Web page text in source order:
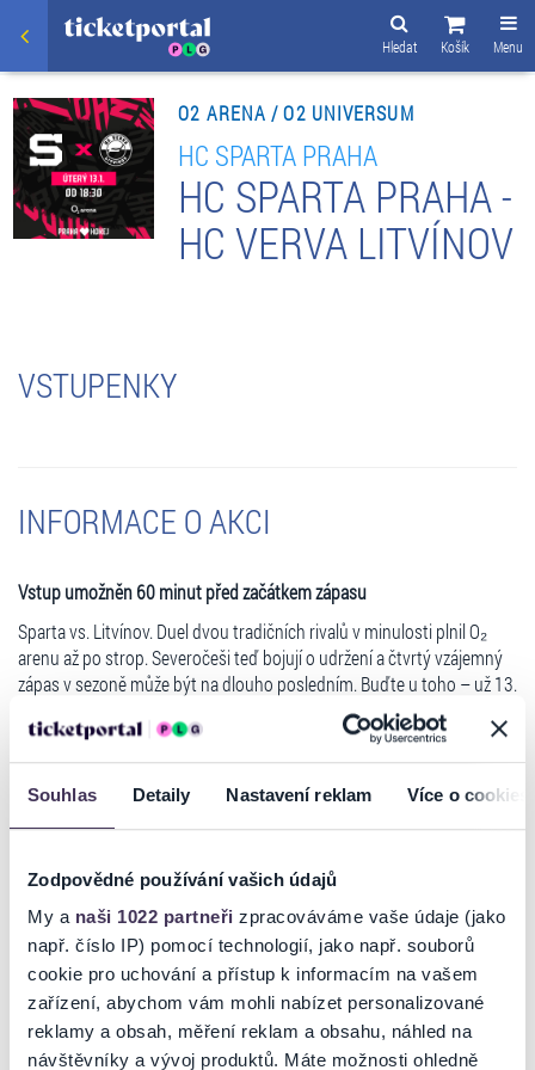
Souhlas Detaily Nastavení reklam Více o cookies
Zodpovědné používání vašich údajů
My a naši 1022 partneři zpracováváme vaše údaje (jako
např. číslo IP) pomocí technologií, jako např. souborů
cookie pro uchování a přístup k informacím na vašem
zařízení, abychom vám mohli nabízet personalizované
reklamy a obsah, měření reklam a obsahu, náhled na
návštěvníky a vývoj produktů. Máte možnosti ohledně
Menu
Košík
Hledat
O2 ARENA / O2 UNIVERSUM
HC SPARTA PRAHA
HC SPARTA PRAHA -
HC VERVA LITVÍNOV
VSTUPENKY
INFORMACE O AKCI
Vstup umožněn 60 minut před začátkem zápasu
Sparta vs. Litvínov. Duel dvou tradičních rivalů v minulosti plnil O₂
arenu až po strop. Severočeši teď bojují o udržení a čtvrtý vzájemný
zápas v sezoně může být na dlouho posledním. Buďte u toho – už 13.
Na tento zápas nelze rezervovat vstupenky, je možný pouze přímý
Pokyny pořadatele
INFO ZTP/P a slevy
Ticketportal je zárukou pravosti vstupenek
Na stránkách společnosti Ticketportal si vždy zakoupíte